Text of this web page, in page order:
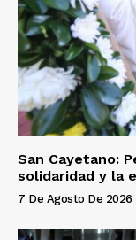
San Cayetano:
solidaridad y la
7 De Agosto De 2026